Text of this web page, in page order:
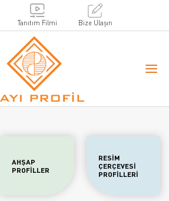
Tanıtım Filmi Bize Ulaşın
AHŞAP
PROFİLLER
RESİM
ÇERÇEVESİ
PROFİLLERİ